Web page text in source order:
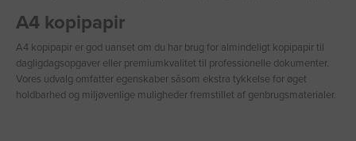
A4 kopipapir
A4 kopipapir er god uanset om du har brug for almindeligt kopipapir til
dagligdagsopgaver eller premiumkvalitet til professionelle dokumenter.
Vores udvalg omfatter egenskaber såsom ekstra tykkelse for øget
holdbarhed og miljøvenlige muligheder fremstillet af genbrugsmaterialer.